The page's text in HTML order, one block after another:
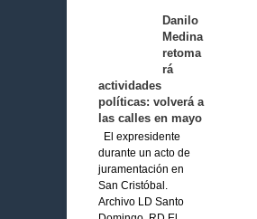
Danilo
Medina
retoma
rá
actividades
políticas: volverá a
las calles en mayo
El expresidente
durante un acto de
juramentación en
San Cristóbal.
Archivo LD Santo